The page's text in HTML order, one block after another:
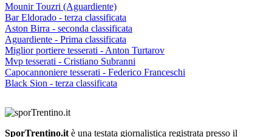
Mounir Touzri (Aguardiente)
Bar Eldorado - terza classificata
Aston Birra - seconda classificata
Aguardiente - Prima classificata
Miglior portiere tesserati - Anton Turtarov
Mvp tesserati - Cristiano Subranni
Capocannoniere tesserati - Federico Franceschi
Black Sion - terza classificata
SporTrentino.it è una testata giornalistica registrata presso il